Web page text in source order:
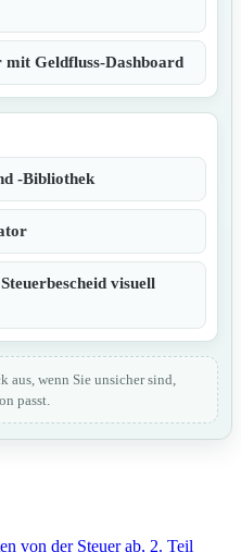
mit Geldfluss-Dashboard
-Bibliothek
visuell
aus, wenn Sie unsicher sind,
passt.
von der Steuer ab, 2. Teil